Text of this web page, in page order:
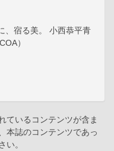
、宿る美。 小西恭平青
）
ているコンテンツが含ま
本誌のコンテンツであっ
い。